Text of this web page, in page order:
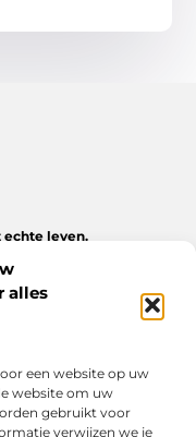
alles
een website op uw
website om uw
gebruikt voor
verwijzen we je
echte leven.